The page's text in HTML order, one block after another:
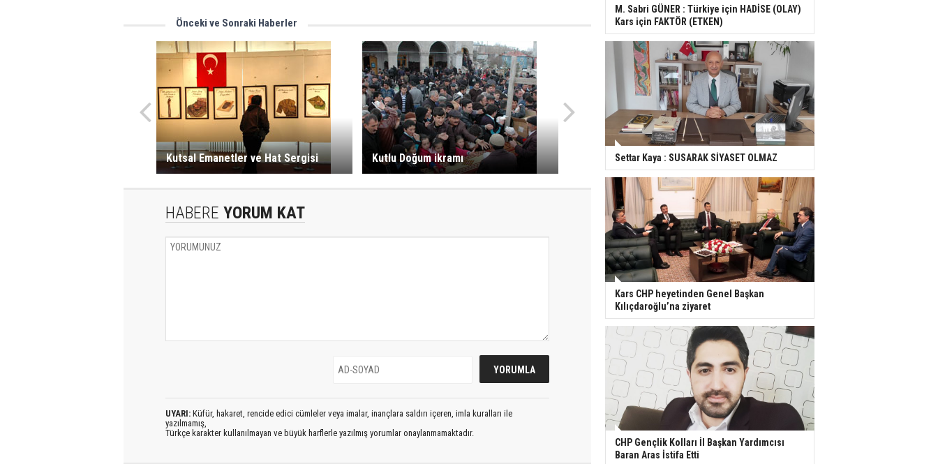
Önceki ve Sonraki Haberler
Kutsal Emanetler ve Hat Sergisi Kutlu Doğum ikramı
HABERE YORUM KAT
UYARI: Küfür, hakaret, rencide edici cümleler veya imalar, inançlara saldırı içeren, imla kuralları ile
yazılmamış,
Türkçe karakter kullanılmayan ve büyük harflerle yazılmış yorumlar onaylanmamaktadır.
M. Sabri GÜNER : Türkiye için HADİSE (OLAY)
Kars için FAKTÖR (ETKEN)
Settar Kaya : SUSARAK SİYASET OLMAZ
Kars CHP heyetinden Genel Başkan
Kılıçdaroğlu’na ziyaret
CHP Gençlik Kolları İl Başkan Yardımcısı
Baran Aras İstifa Etti